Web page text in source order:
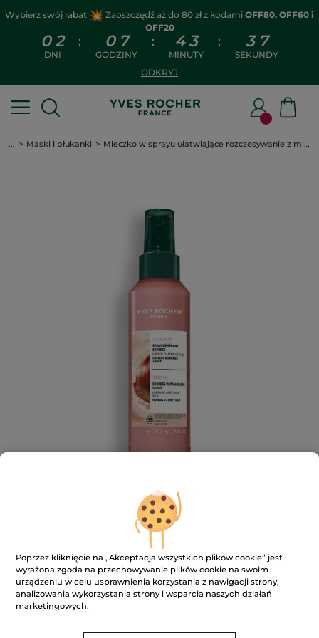
Wybierz swój rabat Zaoszczędź aż do 80 zł z kodami OFF80, OFF60 i
OFF20
0 2
DNI
: 0 7
GODZINY
: 43
MINUTY
: 3 7
SEKUNDY
ODKRYJ
... Maski i płukanki Mleczko w sprayu ułatwiające rozczesywanie z mlekiem kasztanowym bio 150 ml
Mleczko w sprayu ułatwiające
rozczesywanie z mlekiem
kasztanowym bio 150 ml
Natychmiastowe rozczesanie włosów
Poprzez kliknięcie na „Akceptacja wszystkich plików cookie” jest
wyrażona zgoda na przechowywanie plików cookie na swoim
urządzeniu w celu usprawnienia korzystania z nawigacji strony,
analizowania wykorzystania strony i wsparcia naszych działań
marketingowych.